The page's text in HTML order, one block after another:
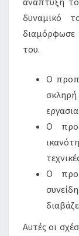
δυναμικό
διαμόρφωσε
του.
Ο
Ο
Ο
Αυτές οι